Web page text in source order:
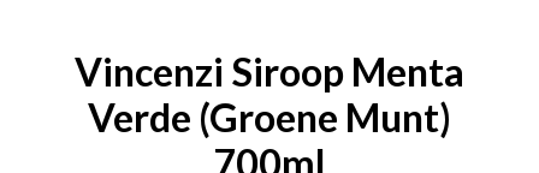
Vincenzi Siroop Menta
Verde (Groene Munt)
700ml